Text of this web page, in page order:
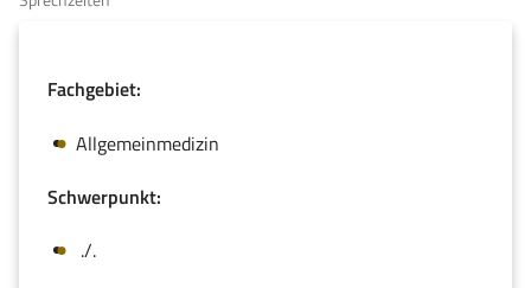
Fachgebiet:
Allgemeinmedizin
Schwerpunkt:
./.